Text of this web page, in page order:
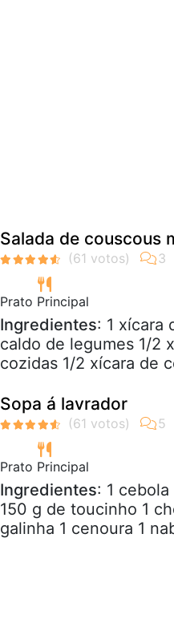
Salada de couscous
Prato Principal
Ingredientes: 1 xícara
caldo de legumes 1/2
cozidas 1/2 xícara de
Sopa á lavrador
Prato Principal
Ingredientes: 1
150 g de toucinho 1
galinha 1 cenoura 1